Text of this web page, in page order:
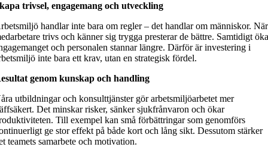
trivsel, engagemang och utveckling
handlar inte bara om regler – det handlar om människor. När
trivs och känner sig trygga presterar de bättre. Samtidigt
och personalen stannar längre. Därför är investering i
inte bara ett krav, utan en strategisk fördel.
genom kunskap och handling
utbildningar och konsulttjänster gör arbetsmiljöarbetet mer
Det minskar risker, sänker sjukfrånvaron och ökar
Till exempel kan små förbättringar som genomförs
ge stor effekt på både kort och lång sikt. Dessutom stärker
teamets samarbete och motivation.